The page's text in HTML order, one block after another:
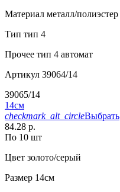
Материал металл/полиэстер
Тип тип 4
Прочее тип 4 автомат
Артикул 39064/14
39065/14
14см
checkmark_alt_circleВыбрать
84.28 р.
По 10 шт
Цвет золото/серый
Размер 14см